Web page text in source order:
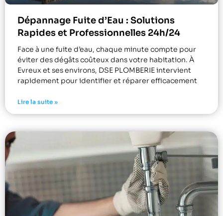
Dépannage Fuite d’Eau : Solutions
Rapides et Professionnelles 24h/24
Face à une fuite d’eau, chaque minute compte pour
éviter des dégâts coûteux dans votre habitation. À
Evreux et ses environs, DSE PLOMBERIE intervient
rapidement pour identifier et réparer efficacement
Lire la suite »